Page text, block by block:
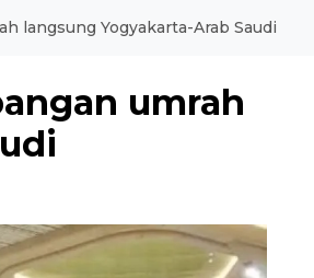
langsung Yogyakarta-Arab Saudi
umrah